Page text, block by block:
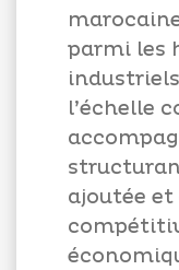
parmi les
l’échelle
ajoutée